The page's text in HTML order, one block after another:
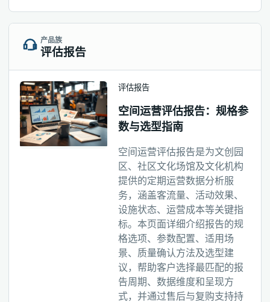
产品族
评估报告
评估报告
空间运营评估报告：规格参
数与选型指南
空间运营评估报告是为文创园
区、社区文化场馆及文化机构
提供的定期运营数据分析服
务，涵盖客流量、活动效果、
设施状态、运营成本等关键指
标。本页面详细介绍报告的规
格选项、参数配置、适用场
景、质量确认方法及选型建
议，帮助客户选择最匹配的报
告周期、数据维度和呈现方
式，并通过售后与复购支持持